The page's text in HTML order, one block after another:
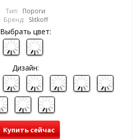
Тип: Пороги
Бренд: Slitkoff
Выбрать цвет:
Дизайн:
Купить сейчас